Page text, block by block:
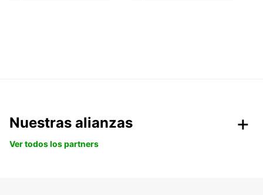
Nuestras alianzas
Ver todos los partners